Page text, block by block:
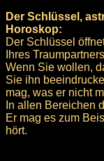
Der Schlüssel,
Horoskop:
Der Schlüssel
Ihres
Wenn Sie wollen,
Sie ihn
mag, was er nicht
In allen Bereichen
Er mag es zum
hört.